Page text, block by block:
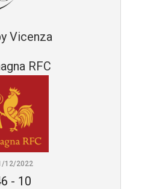
Vicenza
RFC
12/2022
- 10